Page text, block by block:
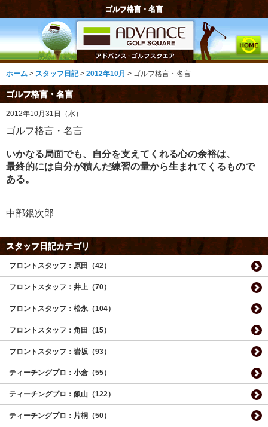
ゴルフ格言・名言
ホーム > スタッフ日記> 2012年10月 > ゴルフ格言・名言
ゴルフ格言・名言
2012年10月31日（水）
ゴルフ格言・名言
いかなる局面でも、自分を支えてくれる心の余裕は、
最終的には自分が積んだ練習の量から生まれてくるもので
ある。
中部銀次郎
スタッフ日記カテゴリ
フロントスタッフ：原田（42）
フロントスタッフ：井上（70）
フロントスタッフ：松永（104）
フロントスタッフ：角田（15）
フロントスタッフ：岩坂（93）
ティーチングプロ：小倉（55）
ティーチングプロ：飯山（122）
ティーチングプロ：片桐（50）